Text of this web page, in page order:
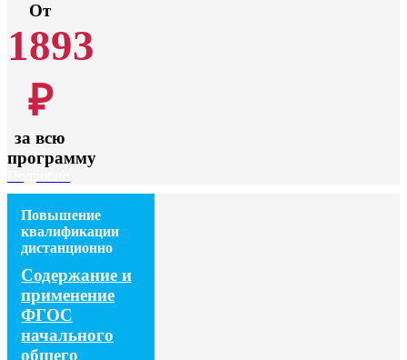
От
1893
₽
за всю
программу
Повышение
квалификации
дистанционно
Содержание и
применение
ФГОС
начального
общего